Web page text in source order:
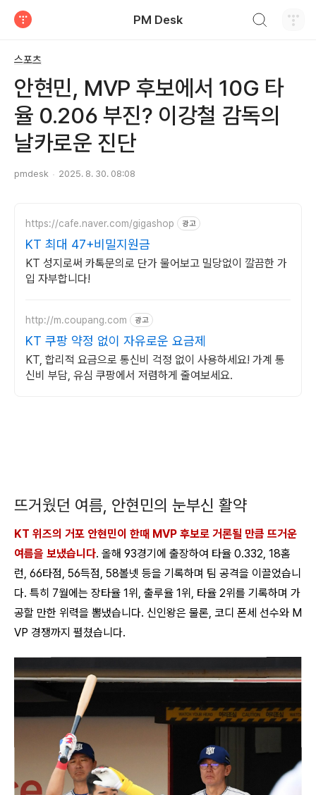
PM Desk
스포츠
안현민, MVP 후보에서 10G 타
율 0.206 부진? 이강철 감독의
날카로운 진단
pmdesk 2025. 8. 30. 08:08
https://cafe.naver.com/gigashop 광고
KT 최대 47+비밀지원금
KT 성지로써 카톡문의로 단가 물어보고 밀당없이 깔끔한 가
입 자부합니다!
http://m.coupang.com 광고
KT 쿠팡 약정 없이 자유로운 요금제
KT, 합리적 요금으로 통신비 걱정 없이 사용하세요! 가계 통
신비 부담, 유심 쿠팡에서 저렴하게 줄여보세요.
뜨거웠던 여름, 안현민의 눈부신 활약
KT 위즈의 거포 안현민이 한때 MVP 후보로 거론될 만큼 뜨거운
여름을 보냈습니다. 올해 93경기에 출장하여 타율 0.332, 18홈
런, 66타점, 56득점, 58볼넷 등을 기록하며 팀 공격을 이끌었습니
다. 특히 7월에는 장타율 1위, 출루율 1위, 타율 2위를 기록하며 가
공할 만한 위력을 뽐냈습니다. 신인왕은 물론, 코디 폰세 선수와 M
VP 경쟁까지 펼쳤습니다.